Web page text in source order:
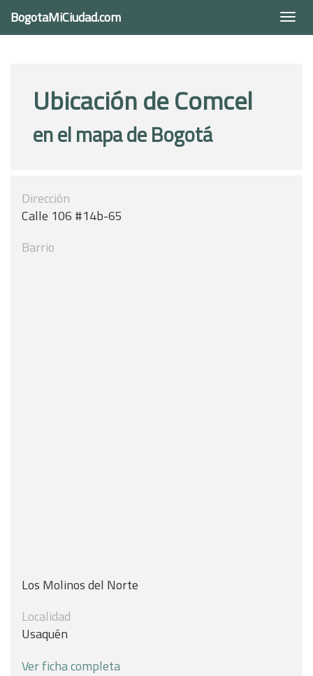
BogotaMiCiudad.com
Ubicación de Comcel
en el mapa de Bogotá
Dirección
Calle 106 #14b-65
Barrio
Los Molinos del Norte
Localidad
Usaquén
Ver ficha completa